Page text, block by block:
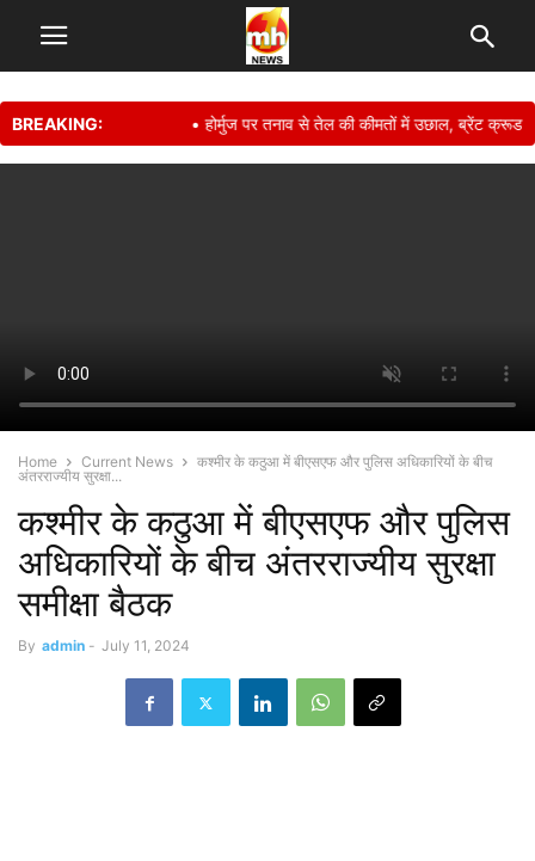
BREAKING: • होर्मुज पर तनाव से तेल की कीमतों में उछाल, ब्रेंट क्रूड
Home Current News
कश्मीर के कठुआ में बीएसएफ और पुलिस अधिकारियों के बीच
अंतरराज्यीय सुरक्षा...
कश्मीर के कठुआ में बीएसएफ और पुलिस
अधिकारियों के बीच अंतरराज्यीय सुरक्षा
समीक्षा बैठक
By admin - July 11, 2024